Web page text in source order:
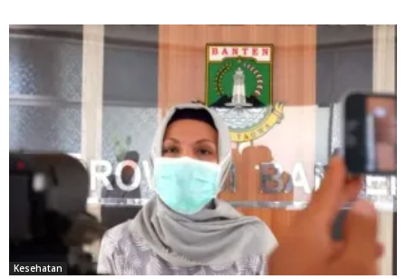
Kesehatan